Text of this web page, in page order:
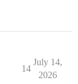
14
July 14,
2026